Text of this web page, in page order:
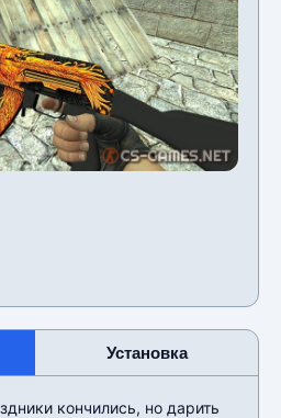
Установка
кончились, но дарить